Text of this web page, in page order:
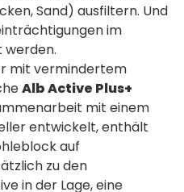
Sand) ausfiltern. Und
im
werden.
mit vermindertem
Alb Active Plus+
mit einem
entwickelt, enthält
auf
zu den
in der Lage, eine